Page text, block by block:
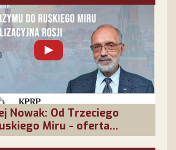
Nowak: Od Trzeciego
Miru - oferta
Rosji